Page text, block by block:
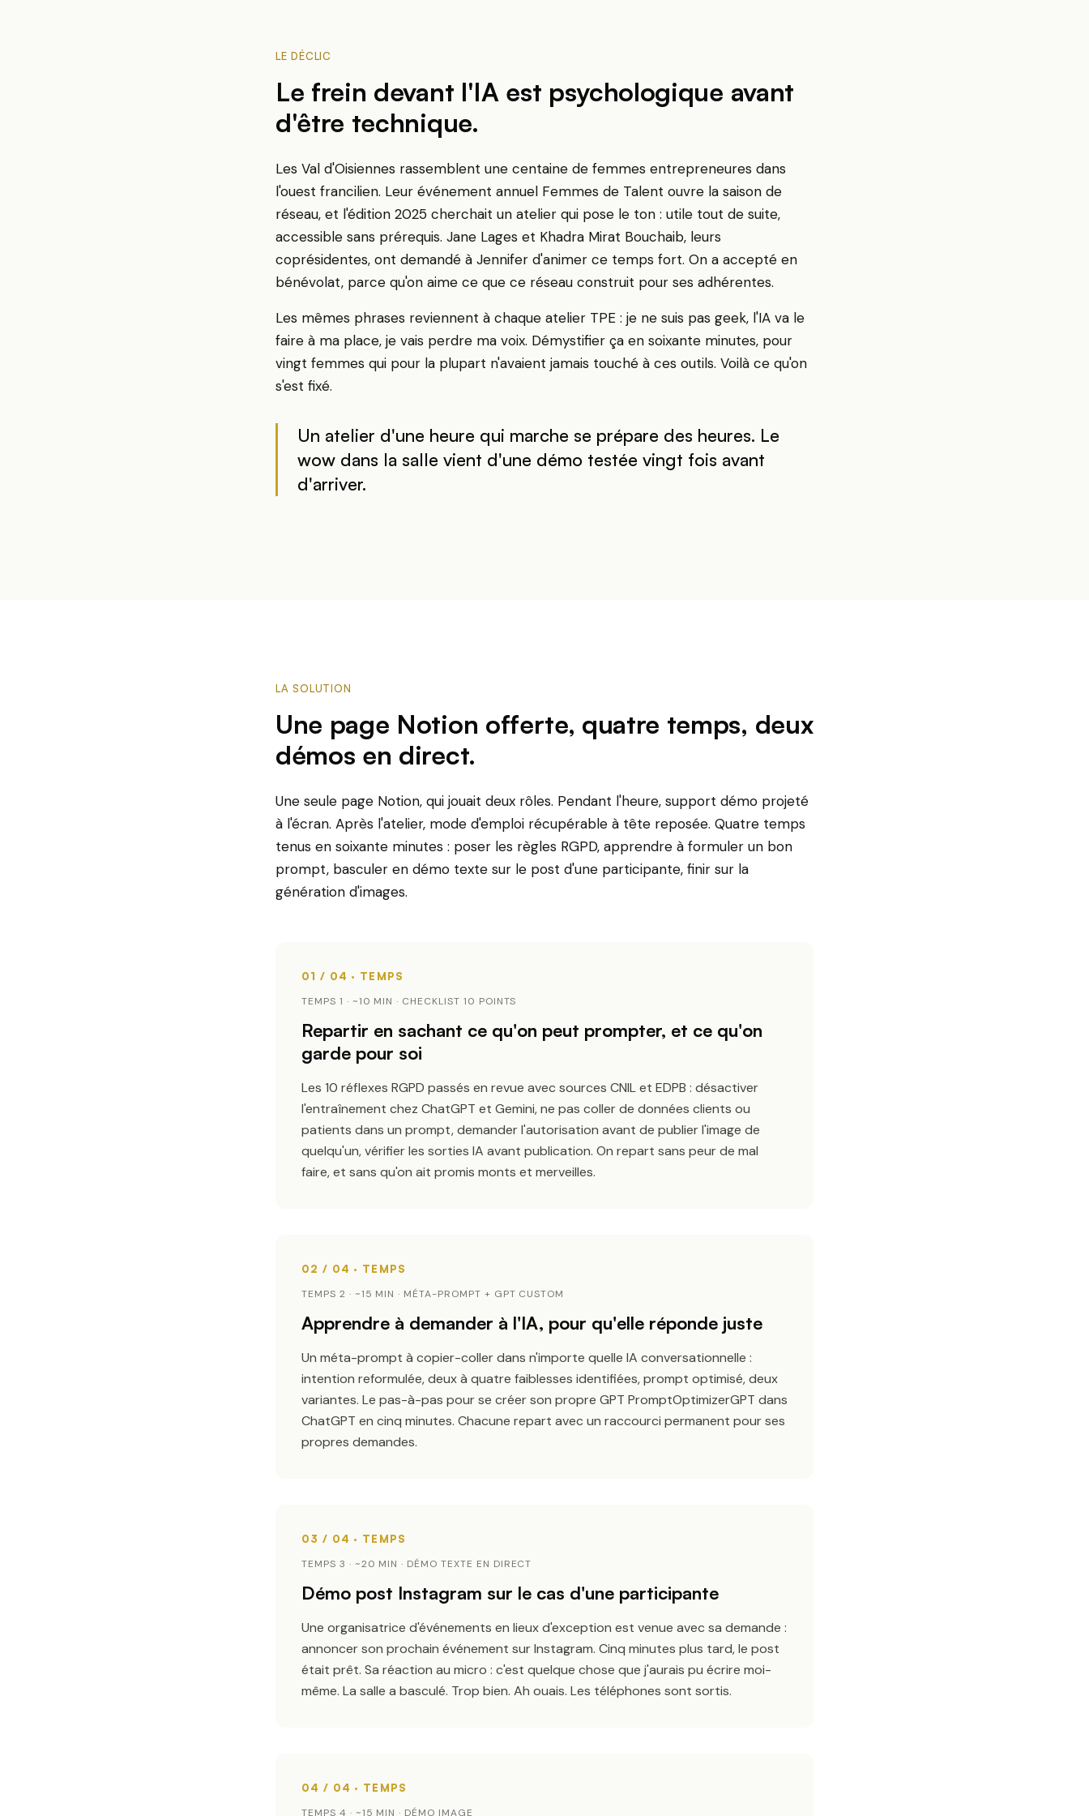
LE DÉCLIC
Le frein devant l'IA est psychologique avant
d'être technique.
Les Val d'Oisiennes rassemblent une centaine de femmes entrepreneures dans
l'ouest francilien. Leur événement annuel Femmes de Talent ouvre la saison de
réseau, et l'édition 2025 cherchait un atelier qui pose le ton : utile tout de suite,
accessible sans prérequis. Jane Lages et Khadra Mirat Bouchaib, leurs
coprésidentes, ont demandé à Jennifer d'animer ce temps fort. On a accepté en
bénévolat, parce qu'on aime ce que ce réseau construit pour ses adhérentes.
Les mêmes phrases reviennent à chaque atelier TPE : je ne suis pas geek, l'IA va le
faire à ma place, je vais perdre ma voix. Démystifier ça en soixante minutes, pour
vingt femmes qui pour la plupart n'avaient jamais touché à ces outils. Voilà ce qu'on
s'est fixé.
Un atelier d'une heure qui marche se prépare des heures. Le
wow dans la salle vient d'une démo testée vingt fois avant
d'arriver.
LA SOLUTION
Une page Notion offerte, quatre temps, deux
démos en direct.
Une seule page Notion, qui jouait deux rôles. Pendant l'heure, support démo projeté
à l'écran. Après l'atelier, mode d'emploi récupérable à tête reposée. Quatre temps
tenus en soixante minutes : poser les règles RGPD, apprendre à formuler un bon
prompt, basculer en démo texte sur le post d'une participante, finir sur la
génération d'images.
TEMPS 1 · ~10 MIN · CHECKLIST 10 POINTS
Repartir en sachant ce qu'on peut prompter, et ce qu'on
garde pour soi
Les 10 réflexes RGPD passés en revue avec sources CNIL et EDPB : désactiver
l'entraînement chez ChatGPT et Gemini, ne pas coller de données clients ou
patients dans un prompt, demander l'autorisation avant de publier l'image de
quelqu'un, vérifier les sorties IA avant publication. On repart sans peur de mal
faire, et sans qu'on ait promis monts et merveilles.
TEMPS 2 · ~15 MIN · MÉTA-PROMPT + GPT CUSTOM
Apprendre à demander à l'IA, pour qu'elle réponde juste
Un méta-prompt à copier-coller dans n'importe quelle IA conversationnelle :
intention reformulée, deux à quatre faiblesses identifiées, prompt optimisé, deux
variantes. Le pas-à-pas pour se créer son propre GPT PromptOptimizerGPT dans
ChatGPT en cinq minutes. Chacune repart avec un raccourci permanent pour ses
propres demandes.
TEMPS 3 · ~20 MIN · DÉMO TEXTE EN DIRECT
Démo post Instagram sur le cas d'une participante
Une organisatrice d'événements en lieux d'exception est venue avec sa demande :
annoncer son prochain événement sur Instagram. Cinq minutes plus tard, le post
était prêt. Sa réaction au micro : c'est quelque chose que j'aurais pu écrire moi-
même. La salle a basculé. Trop bien. Ah ouais. Les téléphones sont sortis.
TEMPS 4 · ~15 MIN · DÉMO IMAGE